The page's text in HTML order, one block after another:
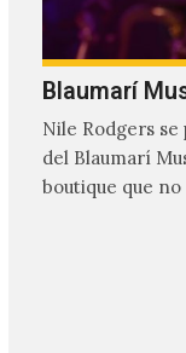
Blaumarí
Nile Rodgers
del Blaumarí
boutique que